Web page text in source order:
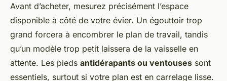
Avant d’acheter, mesurez précisément l’espace
disponible à côté de votre évier. Un égouttoir trop
grand forcera à encombrer le plan de travail, tandis
qu’un modèle trop petit laissera de la vaisselle en
attente. Les pieds antidérapants ou ventouses sont
essentiels, surtout si votre plan est en carrelage lisse.